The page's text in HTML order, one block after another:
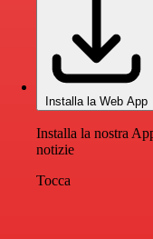
Installa la Web App
Installa la nostra
notizie
Tocca